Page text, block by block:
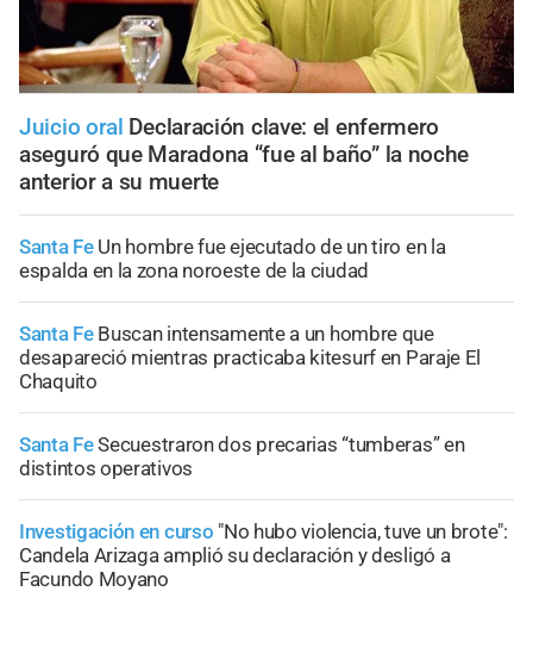
Juicio oral Declaración clave: el enfermero
aseguró que Maradona “fue al baño” la noche
anterior a su muerte
Santa Fe Un hombre fue ejecutado de un tiro en la
espalda en la zona noroeste de la ciudad
Santa Fe Buscan intensamente a un hombre que
desapareció mientras practicaba kitesurf en Paraje El
Chaquito
Santa FeSecuestraron dos precarias “tumberas” en
distintos operativos
Investigación en curso "No hubo violencia, tuve un brote":
Candela Arizaga amplió su declaración y desligó a
Facundo Moyano